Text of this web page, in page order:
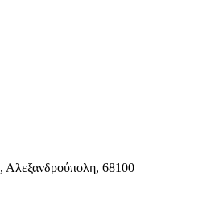
Αλεξανδρούπολη, 68100